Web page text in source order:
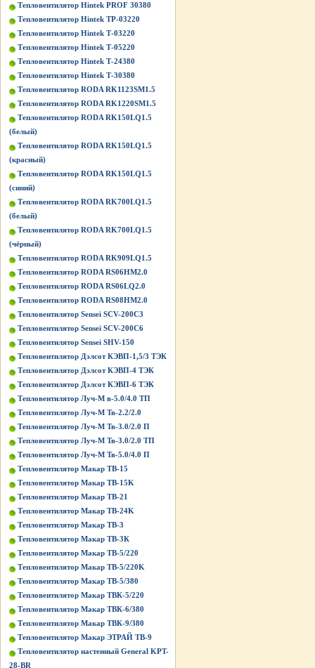
Тепловентилятор Hintek PROF 30380
Тепловентилятор Hintek TP-03220
Тепловентилятор Hintek Т-03220
Тепловентилятор Hintek Т-05220
Тепловентилятор Hintek Т-24380
Тепловентилятор Hintek Т-30380
Тепловентилятор RODA RK1123SM1.5
Тепловентилятор RODA RK1220SM1.5
Тепловентилятор RODA RK150LQ1.5
(белый)
Тепловентилятор RODA RK150LQ1.5
(красный)
Тепловентилятор RODA RK150LQ1.5
(синий)
Тепловентилятор RODA RK700LQ1.5
(белый)
Тепловентилятор RODA RK700LQ1.5
(чёрный)
Тепловентилятор RODA RK909LQ1.5
Тепловентилятор RODA RS06HM2.0
Тепловентилятор RODA RS06LQ2.0
Тепловентилятор RODA RS08HM2.0
Тепловентилятор Sensei SCV-200C3
Тепловентилятор Sensei SCV-200C6
Тепловентилятор Sensei SHV-150
Тепловентилятор Дэлсот КЭВП-1,5/3 ТЭК
Тепловентилятор Дэлсот КЭВП-4 ТЭК
Тепловентилятор Дэлсот КЭВП-6 ТЭК
Тепловентилятор Луч-М в-5.0/4.0 ТП
Тепловентилятор Луч-М Тв-2.2/2.0
Тепловентилятор Луч-М Тв-3.0/2.0 П
Тепловентилятор Луч-М Тв-3.0/2.0 ТП
Тепловентилятор Луч-М Тв-5.0/4.0 П
Тепловентилятор Макар ТВ-15
Тепловентилятор Макар ТВ-15K
Тепловентилятор Макар ТВ-21
Тепловентилятор Макар ТВ-24K
Тепловентилятор Макар ТВ-3
Тепловентилятор Макар ТВ-3К
Тепловентилятор Макар ТВ-5/220
Тепловентилятор Макар ТВ-5/220K
Тепловентилятор Макар ТВ-5/380
Тепловентилятор Макар ТВК-5/220
Тепловентилятор Макар ТВК-6/380
Тепловентилятор Макар ТВК-9/380
Тепловентилятор Макар ЭТРАЙ ТВ-9
Тепловентилятор настенный General KPT-
28-BR